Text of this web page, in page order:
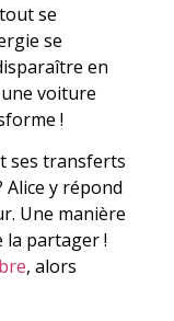
se
se
en
voiture
!
ses transferts
y répond
Une manière
la partager !
, alors